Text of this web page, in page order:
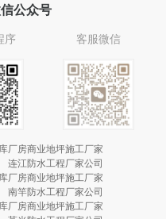
公众号
序 客服微信
厂房商业地坪施工厂家
连江防水工程厂家公司
厂房商业地坪施工厂家
南竿防水工程厂家公司
厂房商业地坪施工厂家